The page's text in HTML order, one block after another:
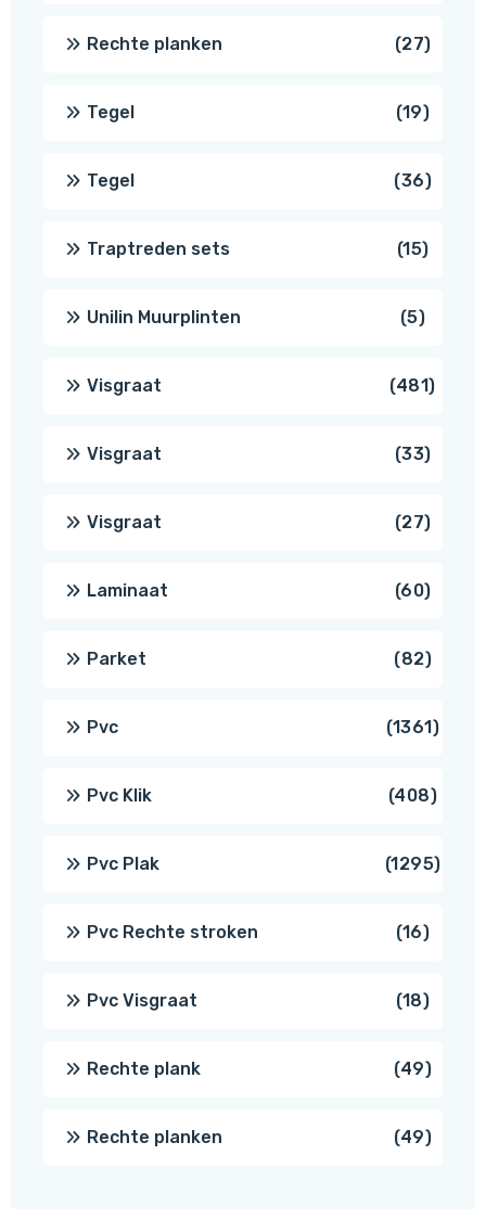
Rechte planken 2727
Tegel 1919
Tegel 3636
Traptreden sets 1515
Unilin Muurplinten 55
Visgraat 481481
Visgraat 3333
Visgraat 2727
Laminaat 6060
Parket 8282
Pvc 13611361
Pvc Klik 408408
Pvc Plak 12951295
Pvc Rechte stroken 1616
Pvc Visgraat 1818
Rechte plank 4949
Rechte planken 4949